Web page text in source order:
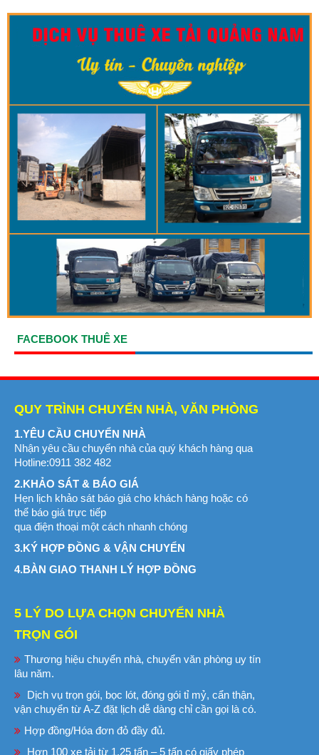
FACEBOOK THUÊ XE
QUY TRÌNH CHUYỂN NHÀ, VĂN PHÒNG
1.YÊU CẦU CHUYỂN NHÀ
Nhận yêu cầu chuyển nhà của quý khách hàng qua
Hotline:0911 382 482
2.KHẢO SÁT & BÁO GIÁ
Hẹn lịch khảo sát báo giá cho khách hàng hoặc có
thể báo giá trực tiếp
qua điện thoại một cách nhanh chóng
3.KÝ HỢP ĐỒNG & VẬN CHUYỂN
4.BÀN GIAO THANH LÝ HỢP ĐỒNG
5 LÝ DO LỰA CHỌN CHUYỂN NHÀ
TRỌN GÓI
Thương hiệu chuyển nhà, chuyển văn phòng uy tín
lâu năm.
Dịch vụ trọn gói, bọc lót, đóng gói tỉ mỷ, cẩn thận,
vận chuyển từ A-Z đặt lịch dễ dàng chỉ cần gọi là có.
Hợp đồng/Hóa đơn đỏ đầy đủ.
Hơn 100 xe tải từ 1,25 tấn – 5 tấn có giấy phép